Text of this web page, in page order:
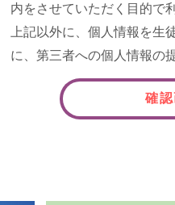
内をさせていただく目的で
上記以外に、個人情報を生
に、第三者への個人情報の